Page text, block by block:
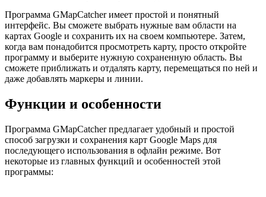
Программа GMapCatcher имеет простой и понятный
интерфейс. Вы сможете выбрать нужные вам области на
картах Google и сохранить их на своем компьютере. Затем,
когда вам понадобится просмотреть карту, просто откройте
программу и выберите нужную сохраненную область. Вы
сможете приближать и отдалять карту, перемещаться по ней и
даже добавлять маркеры и линии.
Функции и особенности
Программа GMapCatcher предлагает удобный и простой
способ загрузки и сохранения карт Google Maps для
последующего использования в офлайн режиме. Вот
некоторые из главных функций и особенностей этой
программы: